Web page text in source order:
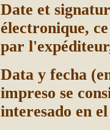
Date et
électronique,
par
Data y fecha
impreso se
interesado en